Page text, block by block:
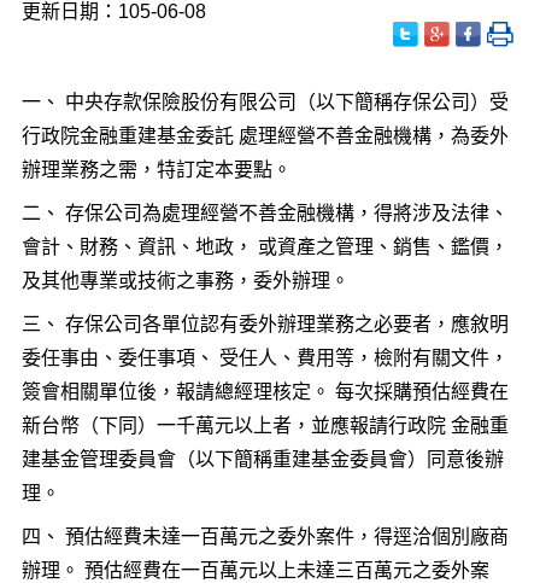
更新日期：105-06-08
一、 中央存款保險股份有限公司（以下簡稱存保公司）受
行政院金融重建基金委託 處理經營不善金融機構，為委外
辦理業務之需，特訂定本要點。
二、 存保公司為處理經營不善金融機構，得將涉及法律、
會計、財務、資訊、地政， 或資產之管理、銷售、鑑價，
及其他專業或技術之事務，委外辦理。
三、 存保公司各單位認有委外辦理業務之必要者，應敘明
委任事由、委任事項、 受任人、費用等，檢附有關文件，
簽會相關單位後，報請總經理核定。 每次採購預估經費在
新台幣（下同）一千萬元以上者，並應報請行政院 金融重
建基金管理委員會（以下簡稱重建基金委員會）同意後辦
理。
四、 預估經費未達一百萬元之委外案件，得逕洽個別廠商
辦理。 預估經費在一百萬元以上未達三百萬元之委外案